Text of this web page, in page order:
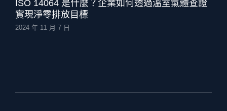
ISO 14064 是什麼？企業如何透過溫室氣體查證
實現淨零排放目標
2024 年 11 月 7 日